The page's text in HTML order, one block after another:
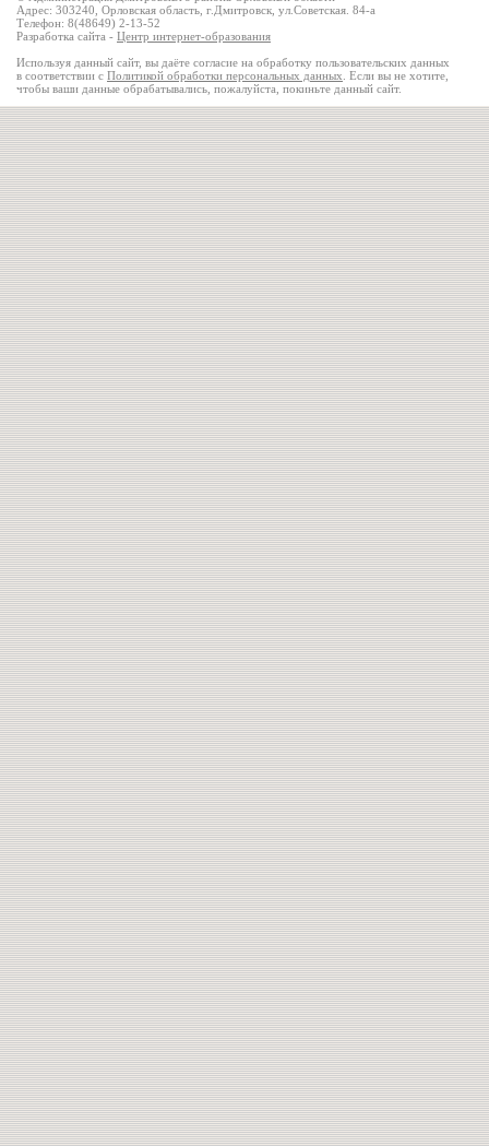
Адрес: 303240, Орловская область, г.Дмитровск, ул.Советская. 84-а
Телефон: 8(48649) 2-13-52
Разработка сайта - Центр интернет-образования
Используя данный сайт, вы даёте согласие на обработку пользовательских данных
в соответствии с Политикой обработки персональных данных . Если вы не хотите,
чтобы ваши данные обрабатывались, пожалуйста, покиньте данный сайт.